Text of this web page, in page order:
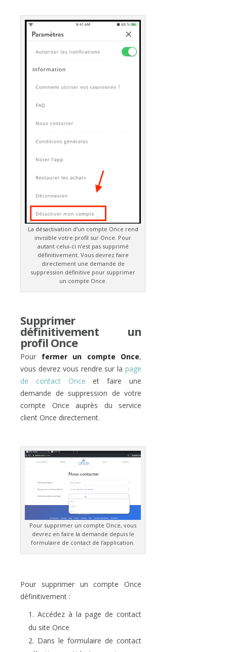
La désactivation d’un compte Once rend
invisible votre profil sur Once. Pour
autant celui-ci n’est pas supprimé
définitivement. Vous devrez faire
directement une demande de
suppression définitive pour supprimer
un compte Once.
Supprimer
définitivement un
profil Once
Pour fermer un compte Once,
vous devrez vous rendre sur la page
de contact Once et faire une
demande de suppression de votre
compte Once auprès du service
client Once directement.
Pour supprimer un compte Once, vous
devrez en faire la demande depuis le
formulaire de contact de l’application.
Pour supprimer un compte Once
définitivement :
Accédez à la page de contact
du site Once
Dans le formulaire de contact